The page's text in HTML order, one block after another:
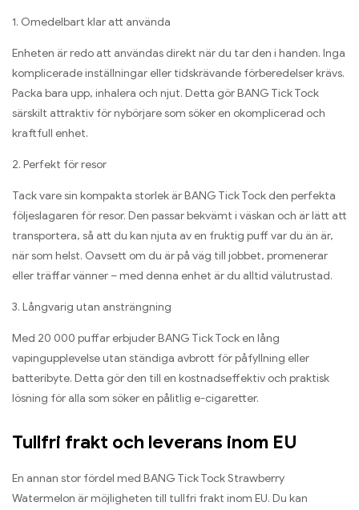
1. Omedelbart klar att använda
Enheten är redo att användas direkt när du tar den i handen. Inga
komplicerade inställningar eller tidskrävande förberedelser krävs.
Packa bara upp, inhalera och njut. Detta gör BANG Tick Tock
särskilt attraktiv för nybörjare som söker en okomplicerad och
kraftfull enhet.
2. Perfekt för resor
Tack vare sin kompakta storlek är BANG Tick Tock den perfekta
följeslagaren för resor. Den passar bekvämt i väskan och är lätt att
transportera, så att du kan njuta av en fruktig puff var du än är,
när som helst. Oavsett om du är på väg till jobbet, promenerar
eller träffar vänner – med denna enhet är du alltid välutrustad.
3. Långvarig utan ansträngning
Med 20 000 puffar erbjuder BANG Tick Tock en lång
vapingupplevelse utan ständiga avbrott för påfyllning eller
batteribyte. Detta gör den till en kostnadseffektiv och praktisk
lösning för alla som söker en pålitlig e-cigaretter.
Tullfri frakt och leverans inom EU
En annan stor fördel med BANG Tick Tock Strawberry
Watermelon är möjligheten till tullfri frakt inom EU. Du kan